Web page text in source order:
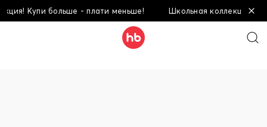
Купи больше - плати меньше! Школьная коллекция!